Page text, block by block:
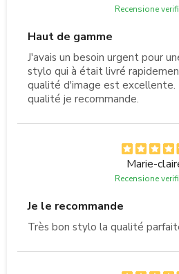
Recensione
Haut de gamme
J'avais un besoin urgent pour
stylo qui à était livré
qualité d'image est excellente.
qualité je recommande.
Marie-
Recensione
Je le recommande
Très bon stylo la qualité